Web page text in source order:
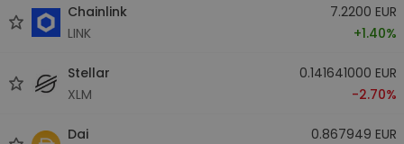
Chainlink
LINK
7.2200 EUR
+1.40%
Stellar
XLM
0.141641000 EUR
-2.70%
Dai
0.867949 EUR